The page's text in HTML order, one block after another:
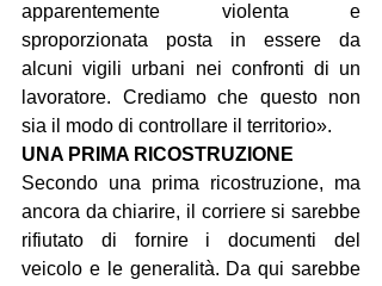
apparentemente violenta e
sproporzionata posta in essere da
alcuni vigili urbani nei confronti di un
lavoratore. Crediamo che questo non
sia il modo di controllare il territorio».
UNA PRIMA RICOSTRUZIONE
Secondo una prima ricostruzione, ma
ancora da chiarire, il corriere si sarebbe
rifiutato di fornire i documenti del
veicolo e le generalità. Da qui sarebbe